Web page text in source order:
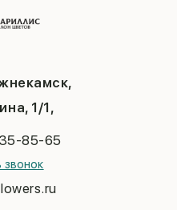
1/1,
85-65
звонок